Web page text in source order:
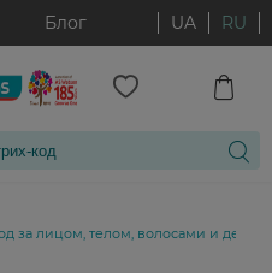
Блог UA RU
за лицом, телом, волосами и